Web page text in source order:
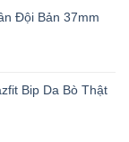
Đội Bản 37mm
VND.
Bip Da Bò Thật